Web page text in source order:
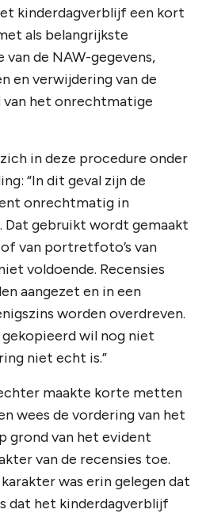
kinderdagverblijf een kort
als belangrijkste
de NAW-gegevens,
en verwijdering van de
van het onrechtmatige
in deze procedure onder
“In dit geval zijn de
onrechtmatig in
Dat gebruikt wordt gemaakt
van portretfoto’s van
voldoende. Recensies
aangezet en in een
worden overdreven.
wil nog niet
niet echt is.”
maakte korte metten
wees de vordering van het
grond van het evident
van de recensies toe.
was erin gelegen dat
dat het kinderdagverblijf